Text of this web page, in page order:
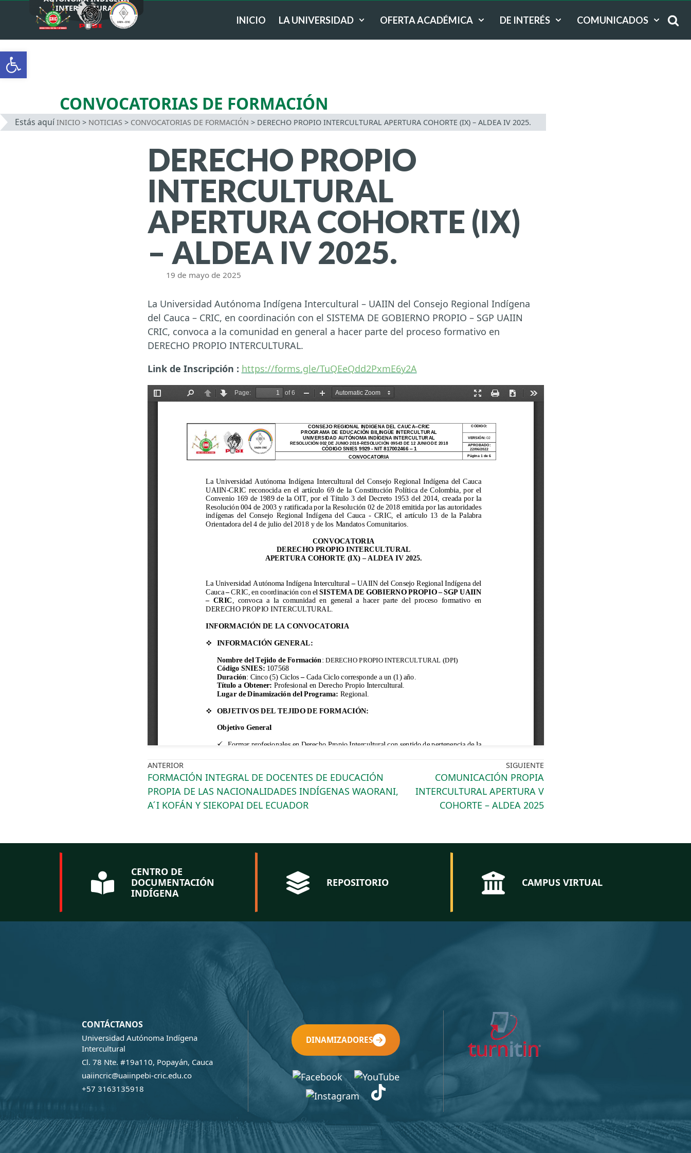
Abrir barra de herramientas
al
contenido
INTERCULTURAL
INICIO LA UNIVERSIDAD OFERTA ACADÉMICA DE INTERÉS COMUNICADOS
CONVOCATORIAS DE FORMACIÓN
Estás aquí INICIO> NOTICIAS > CONVOCATORIAS DE FORMACIÓN > DERECHO PROPIO INTERCULTURAL APERTURA COHORTE (IX) – ALDEA IV 2025.
DERECHO PROPIO
INTERCULTURAL
APERTURA COHORTE (IX)
– ALDEA IV 2025.
19 de mayo de 2025
La Universidad Autónoma Indígena Intercultural – UAIIN del Consejo Regional Indígena
del Cauca – CRIC, en coordinación con el SISTEMA DE GOBIERNO PROPIO – SGP UAIIN
CRIC, convoca a la comunidad en general a hacer parte del proceso formativo en
DERECHO PROPIO INTERCULTURAL.
Link de Inscripción : https://forms.gle/TuQEeQdd2PxmE6y2A
ANTERIOR
FORMACIÓN INTEGRAL DE DOCENTES DE EDUCACIÓN
PROPIA DE LAS NACIONALIDADES INDÍGENAS WAORANI,
A ́I KOFÁN Y SIEKOPAI DEL ECUADOR
SIGUIENTE
COMUNICACIÓN PROPIA
INTERCULTURAL APERTURA V
COHORTE – ALDEA 2025
CENTRO DE
DOCUMENTACIÓN
INDÍGENA
REPOSITORIO CAMPUS VIRTUAL
CONTÁCTANOS
Universidad Autónoma Indígena
Intercultural
Cl. 78 Nte. #19a110, Popayán, Cauca
uaiincric@uaiinpebi-cric.edu.co
+57 3163135918
DINAMIZADORES